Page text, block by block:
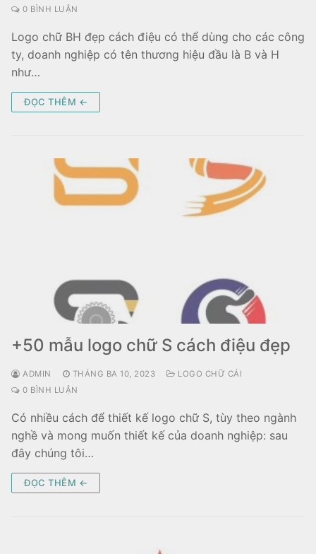
0 BÌNH LUẬN
Logo chữ BH đẹp cách điệu có thể dùng cho các công
ty, doanh nghiệp có tên thương hiệu đầu là B và H
như…
ĐỌC THÊM ←
+50 mẫu logo chữ S cách điệu đẹp
ADMIN THÁNG BA 10, 2023
LOGO CHỮ CÁI
0 BÌNH LUẬN
Có nhiều cách để thiết kế logo chữ S, tùy theo ngành
nghề và mong muốn thiết kế của doanh nghiệp: sau
đây chúng tôi…
ĐỌC THÊM ←